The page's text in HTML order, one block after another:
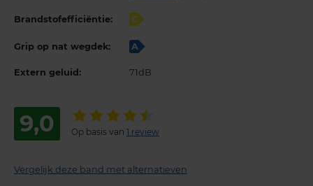
Brandstofefficiëntie: C
Grip op nat wegdek: A
Extern geluid: 71dB
9,0 Op basis van 1 review
Vergelijk deze band met alternatieven